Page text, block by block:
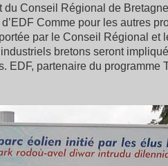
du Conseil Régional de
Comme pour les autres
par le Conseil Régional et
bretons seront
EDF, partenaire du programme